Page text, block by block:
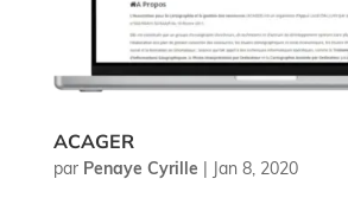
ACAGER
par Penaye Cyrille | Jan 8, 2020